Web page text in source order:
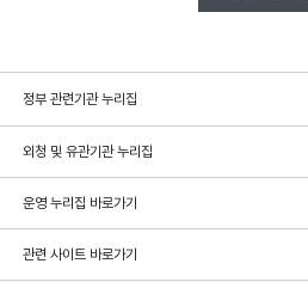
정부 관련기관 누리집
외청 및 유관기관 누리집
운영 누리집 바로가기
관련 사이트 바로가기